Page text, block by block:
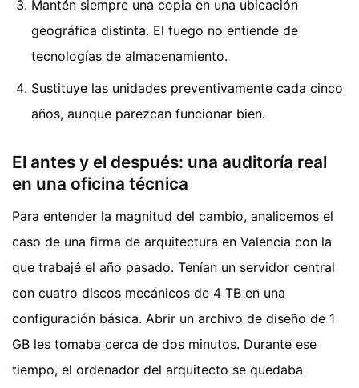
Mantén siempre una copia en una ubicación
geográfica distinta. El fuego no entiende de
tecnologías de almacenamiento.
Sustituye las unidades preventivamente cada cinco
años, aunque parezcan funcionar bien.
El antes y el después: una auditoría real
en una oficina técnica
Para entender la magnitud del cambio, analicemos el
caso de una firma de arquitectura en Valencia con la
que trabajé el año pasado. Tenían un servidor central
con cuatro discos mecánicos de 4 TB en una
configuración básica. Abrir un archivo de diseño de 1
GB les tomaba cerca de dos minutos. Durante ese
tiempo, el ordenador del arquitecto se quedaba